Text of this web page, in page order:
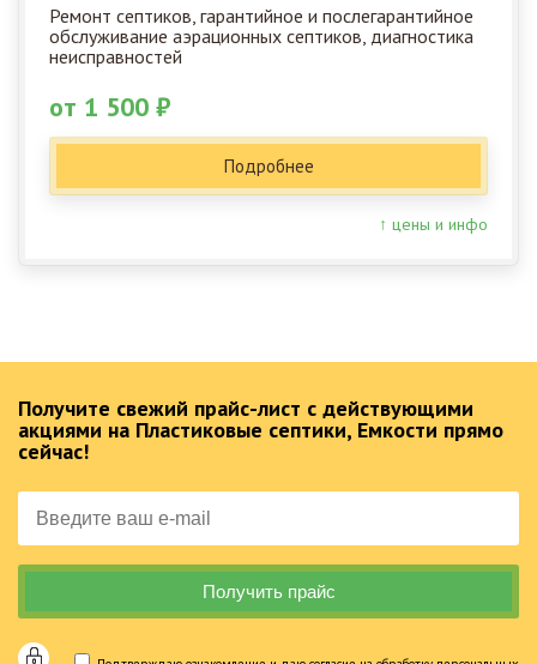
Ремонт септиков, гарантийное и послегарантийное
обслуживание аэрационных септиков, диагностика
неисправностей
от 1 500 ₽
Подробнее
↑ цены и инфо
Получите свежий прайс-лист с действующими
акциями на Пластиковые септики, Емкости прямо
сейчас!